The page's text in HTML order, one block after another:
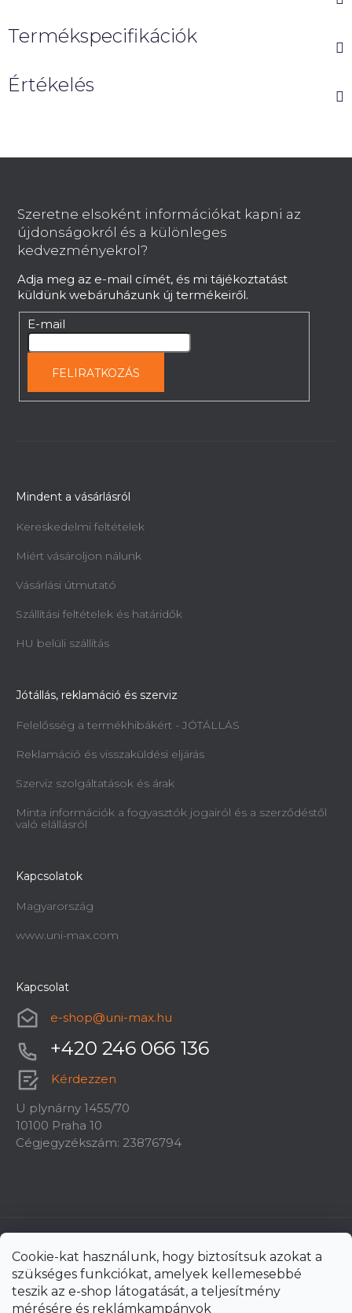
Cookie-kat használunk, hogy biztosítsuk azokat a
szükséges funkciókat, amelyek kellemesebbé
teszik az e-shop látogatását, a teljesítmény
mérésére és reklámkampányok
Termékspecifikációk
Értékelés
Szeretne elsoként információkat kapni az
újdonságokról és a különleges
kedvezményekrol?
Adja meg az e-mail címét, és mi tájékoztatást
küldünk webáruházunk új termékeiről.
E-mail
FELIRATKOZÁS
Mindent a vásárlásról
Kereskedelmi feltételek
Miért vásároljon nálunk
Vásárlási útmutató
Szállítási feltételek és határidők
HU belüli szállítás
Jótállás, reklamáció és szerviz
Felelősség a termékhibákért - JÓTÁLLÁS
Reklamáció és visszaküldési eljárás
Szerviz szolgáltatások és árak
Minta információk a fogyasztók jogairól és a szerződéstől
való elállásról
Kapcsolatok
Magyarország
www.uni-max.com
Kapcsolat
e-shop@uni-max.hu
+420 246 066 136
Kérdezzen
U plynárny 1455/70
10100 Praha 10
Cégjegyzékszám: 23876794